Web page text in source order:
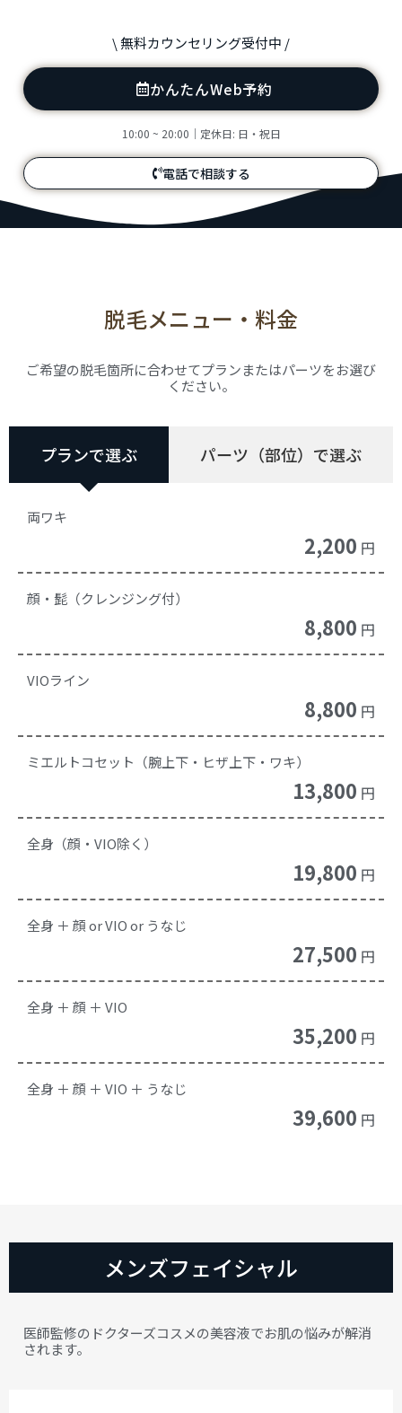
\ 無料カウンセリング受付中 /
かんたんWeb予約
10:00 ~ 20:00｜定休日: 日・祝日
電話で相談する
脱毛メニュー・料金
ご希望の脱毛箇所に合わせてプランまたはパーツをお選び
ください。
プランで選ぶ パーツ（部位）で選ぶ
両ワキ
2,200 円
顔・髭（クレンジング付）
8,800 円
VIOライン
8,800 円
ミエルトコセット（腕上下・ヒザ上下・ワキ）
13,800 円
全身（顔・VIO除く）
19,800 円
全身 ＋ 顔 or VIO or うなじ
27,500 円
全身 ＋ 顔 ＋ VIO
35,200 円
全身 ＋ 顔 ＋ VIO ＋ うなじ
39,600 円
メンズフェイシャル
医師監修のドクターズコスメの美容液でお肌の悩みが解消
されます。